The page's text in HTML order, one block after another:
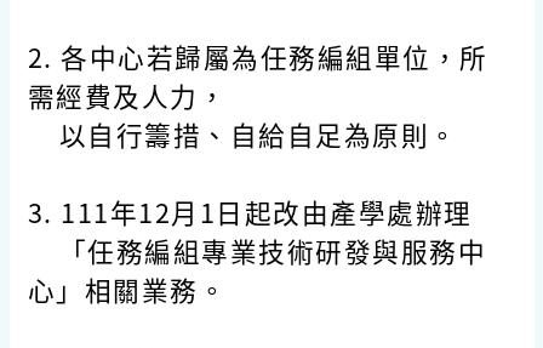
2. 各中心若歸屬為任務編組單位，所
需經費及人力，
以自行籌措、自給自足為原則。
3. 111年12月1日起改由產學處辦理
「任務編組專業技術研發與服務中
心」相關業務。